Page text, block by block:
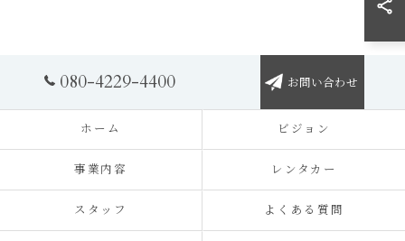
080-4229-4400 お問い合わせ
ホーム ビジョン
事業内容 レンタカー
スタッフ よくある質問